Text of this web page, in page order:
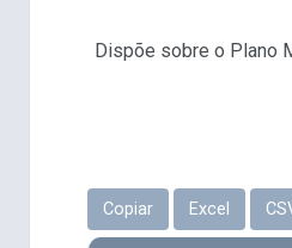
Dispõe sobre o Plano
Copiar Excel